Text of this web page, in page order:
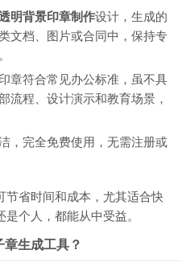
明背景印章制作设计，生成的
文档、图片或合同中，保持专
章符合常见办公标准，虽不具
流程、设计演示和教育场景，
，完全免费使用，无需注册或
节省时间和成本，尤其适合快
个人，都能从中受益。
生成工具？